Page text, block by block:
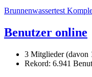
Brunnenwassertest
Benutzer online
3 Mitglieder (davon
Rekord: 6.941